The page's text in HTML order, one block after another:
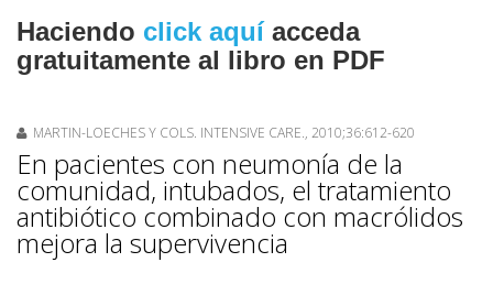
Haciendo click aquíacceda
gratuitamente al libro en PDF
MARTIN-LOECHES Y COLS. INTENSIVE CARE., 2010;36:612-620
En pacientes con neumonía de la
comunidad, intubados, el tratamiento
antibiótico combinado con macrólidos
mejora la supervivencia